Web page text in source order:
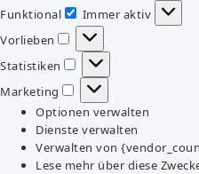
Funktional
Funktional
Immer aktiv
Vorlieben
Vorlieben
Statistiken
Statistiken
Marketing
Marketing
Optionen verwalten
Dienste verwalten
Verwalten von
Lese mehr über diese